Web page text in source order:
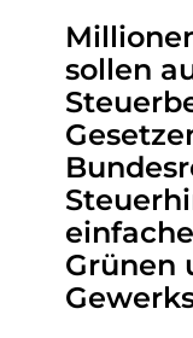
sollen
Grünen